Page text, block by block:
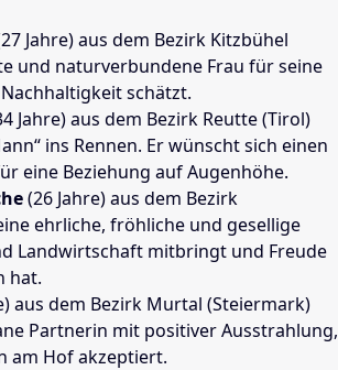
Jahre) aus dem Bezirk Kitzbühel
und naturverbundene Frau für seine
schätzt.
Jahre) aus dem Bezirk Reutte (Tirol)
ins Rennen. Er wünscht sich einen
eine Beziehung auf Augenhöhe.
(26 Jahre) aus dem Bezirk
ehrliche, fröhliche und gesellige
Landwirtschaft mitbringt und Freude
hat.
aus dem Bezirk Murtal (Steiermark)
Partnerin mit positiver Ausstrahlung,
am Hof akzeptiert.